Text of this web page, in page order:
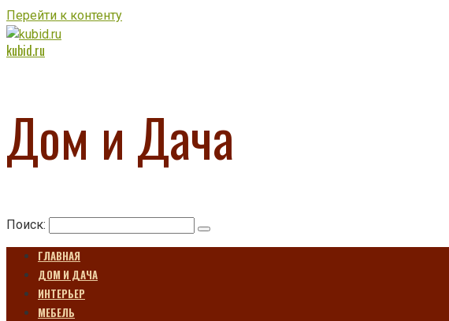
Перейти к контенту
kubid.ru
Дом и Дача
Поиск:
ГЛАВНАЯ
ДОМ И ДАЧА
ИНТЕРЬЕР
МЕБЕЛЬ